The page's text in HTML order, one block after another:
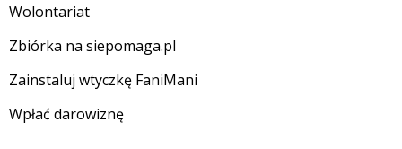
Wolontariat
Zbiórka na siepomaga.pl
Zainstaluj wtyczkę FaniMani
Wpłać darowiznę